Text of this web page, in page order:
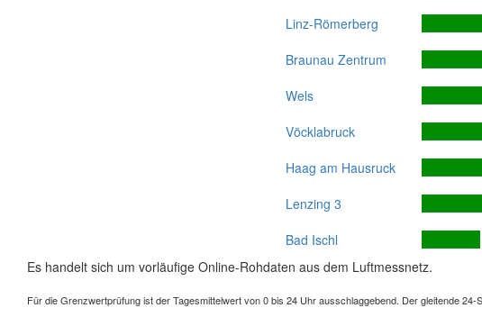
Linz-Römerberg
Braunau Zentrum
Wels
Vöcklabruck
Haag am Hausruck
Lenzing 3
Bad Ischl
Es handelt sich um vorläufige Online-Rohdaten aus dem Luftmessnetz.
Für die Grenzwertprüfung ist der Tagesmittelwert von 0 bis 24 Uhr ausschlaggebend. Der gleitende